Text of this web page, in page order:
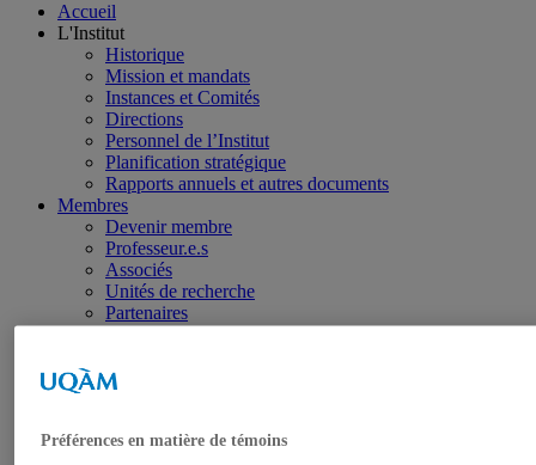
Accueil
L'Institut
Historique
Mission et mandats
Instances et Comités
Directions
Personnel de l’Institut
Planification stratégique
Rapports annuels et autres documents
Membres
Devenir membre
Professeur.e.s
Associés
Unités de recherche
Partenaires
l'environnement de l'UQAM
Maîtrise
Préférences en matière de témoins